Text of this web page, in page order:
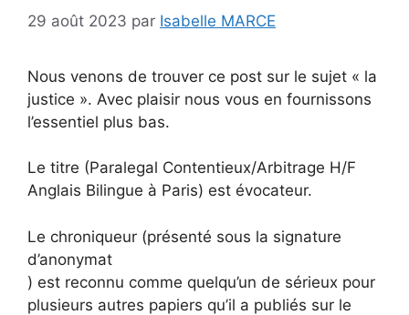
29 août 2023 par Isabelle MARCE
Nous venons de trouver ce post sur le sujet « la
justice ». Avec plaisir nous vous en fournissons
l’essentiel plus bas.
Le titre (Paralegal Contentieux/Arbitrage H/F
Anglais Bilingue à Paris) est évocateur.
Le chroniqueur (présenté sous la signature
d’anonymat
) est reconnu comme quelqu’un de sérieux pour
plusieurs autres papiers qu’il a publiés sur le